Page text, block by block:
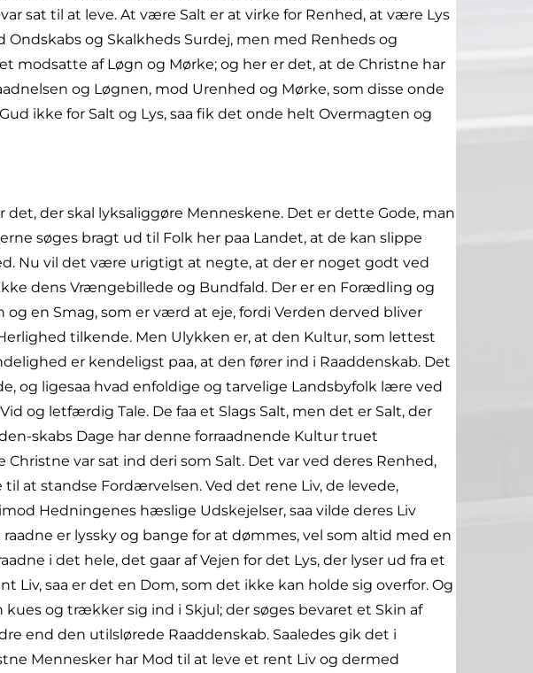
sat til at leve. At være Salt er at virke for Renhed, at være Lys
og Skalkheds Surdej, men med Renheds og
modsatte af Løgn og Mørke; og her er det, at de Christne har
og Løgnen, mod Urenhed og Mørke, som disse onde
ikke for Salt og Lys, saa fik det onde helt Overmagten og
der skal lyksaliggøre Menneskene. Det er dette Gode, man
søges bragt ud til Folk her paa Landet, at de kan slippe
Nu vil det være urigtigt at negte, at der er noget godt ved
dens Vrængebillede og Bundfald. Der er en Forædling og
en Smag, som er værd at eje, fordi Verden derved bliver
tilkende. Men Ulykken er, at den Kultur, som lettest
er kendeligst paa, at den fører ind i Raaddenskab. Det
og ligesaa hvad enfoldige og tarvelige Landsbyfolk lære ved
og letfærdig Tale. De faa et Slags Salt, men det er Salt, der
skabs Dage har denne forraadnende Kultur truet
var sat ind deri som Salt. Det var ved deres Renhed,
at standse Fordærvelsen. Ved det rene Liv, de levede,
Hedningenes hæslige Udskejelser, saa vilde deres Liv
er lyssky og bange for at dømmes, vel som altid med en
i det hele, det gaar af Vejen for det Lys, der lyser ud fra et
Liv, saa er det en Dom, som det ikke kan holde sig overfor. Og
kues og trækker sig ind i Skjul; der søges bevaret et Skin af
end den utilslørede Raaddenskab. Saaledes gik det i
Mennesker har Mod til at leve et rent Liv og dermed